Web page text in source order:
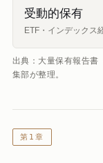
受動的保有
ETF・インデックス
出典：大量保有報告書
集部が整理。
第1章